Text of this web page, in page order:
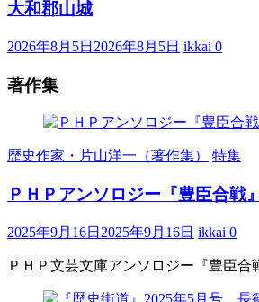
大和郡山城
2026年8月5日 2026年8月5日 ikkai 0
著作集
歴史作家・片山洋一（著作集） 特集
ＰＨＰアンソロジー『豊臣合戦』
2025年9月16日 2025年9月16日 ikkai 0
ＰＨＰ文芸文庫アンソロジー『豊臣合